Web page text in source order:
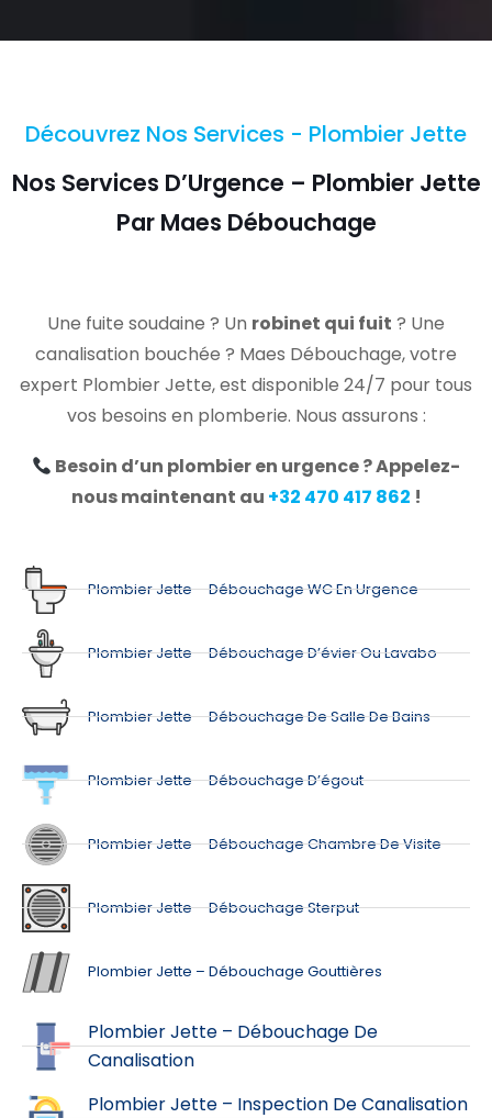
Découvrez Nos Services - Plombier Jette
Nos Services D’Urgence – Plombier Jette
Par Maes Débouchage
Une fuite soudaine ? Un robinet qui fuit ? Une
canalisation bouchée ? Maes Débouchage, votre
expert Plombier Jette, est disponible 24/7 pour tous
vos besoins en plomberie. Nous assurons :
Besoin d’un plombier en urgence ? Appelez-
nous maintenant au +32 470 417 862 !
Plombier Jette – Débouchage WC En Urgence
Plombier Jette – Débouchage D’évier Ou Lavabo
Plombier Jette – Débouchage De Salle De Bains
Plombier Jette – Débouchage D’égout
Plombier Jette – Débouchage Chambre De Visite
Plombier Jette – Débouchage Sterput
Plombier Jette – Débouchage Gouttières
Plombier Jette – Débouchage De
Canalisation
Plombier Jette – Inspection De Canalisation